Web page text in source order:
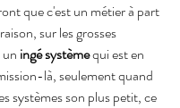
que c'est un métier à part
sur les grosses
ingé système qui est en
là, seulement quand
systèmes son plus petit, ce